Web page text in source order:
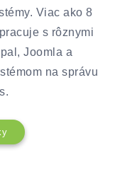
Viac ako 8
s rôznymi
Joomla a
na správu